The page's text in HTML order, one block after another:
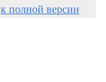
к полной версии